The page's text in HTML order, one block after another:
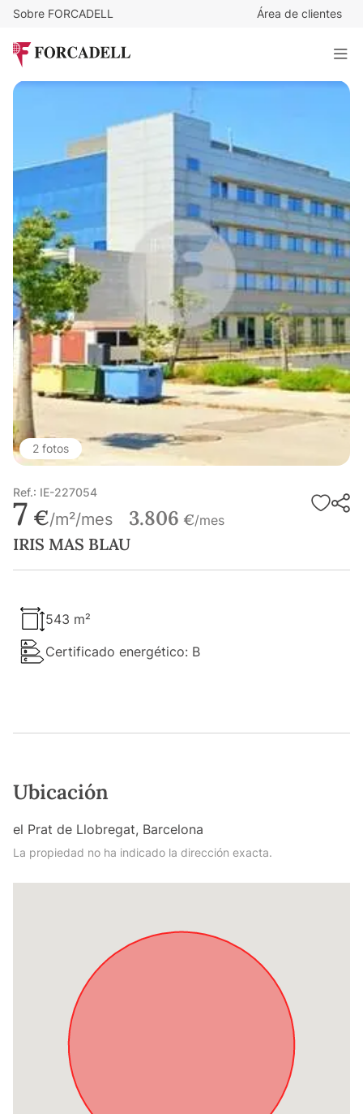
Sobre FORCADELL Área de clientes
IRIS MAS BLAU
543 m²
2 fotos
Ref.: IE-227054
7 €/m²/mes 3.806 €/mes
IRIS MAS BLAU
543 m²
Certificado energético: B
Ubicación
el Prat de Llobregat, Barcelona
La propiedad no ha indicado la dirección exacta.